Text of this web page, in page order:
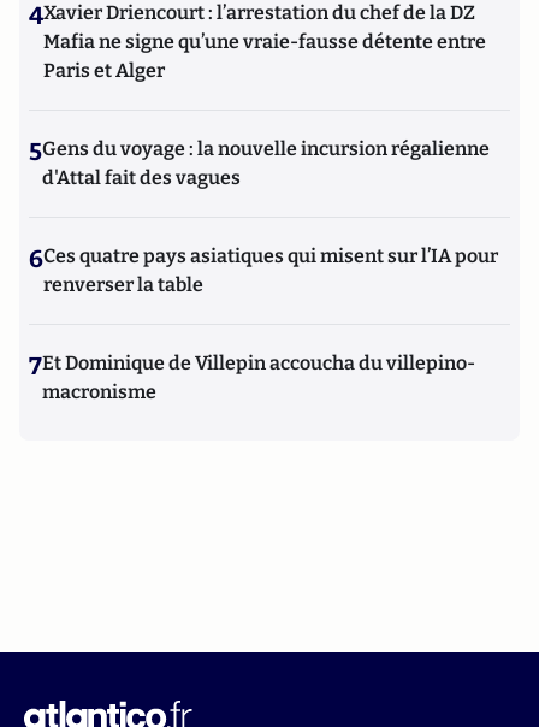
4Xavier Driencourt : l’arrestation du chef de la DZ
Mafia ne signe qu’une vraie-fausse détente entre
Paris et Alger
5Gens du voyage : la nouvelle incursion régalienne
d'Attal fait des vagues
6Ces quatre pays asiatiques qui misent sur l’IA pour
renverser la table
7Et Dominique de Villepin accoucha du villepino-
macronisme